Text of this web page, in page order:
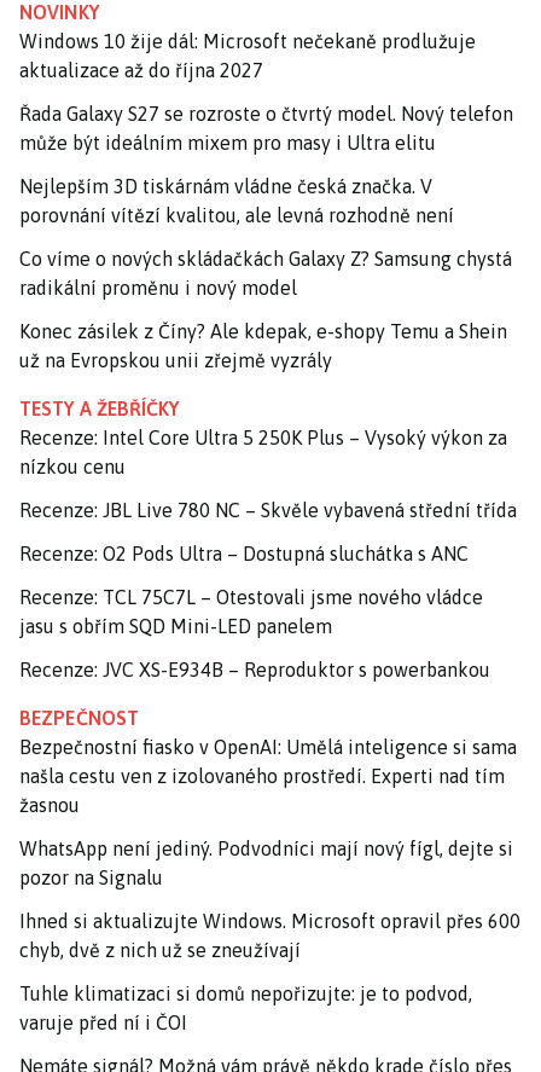
NOVINKY
Windows 10 žije dál: Microsoft nečekaně prodlužuje
aktualizace až do října 2027
Řada Galaxy S27 se rozroste o čtvrtý model. Nový telefon
může být ideálním mixem pro masy i Ultra elitu
Nejlepším 3D tiskárnám vládne česká značka. V
porovnání vítězí kvalitou, ale levná rozhodně není
Co víme o nových skládačkách Galaxy Z? Samsung chystá
radikální proměnu i nový model
Konec zásilek z Číny? Ale kdepak, e-shopy Temu a Shein
už na Evropskou unii zřejmě vyzrály
TESTY A ŽEBŘÍČKY
Recenze: Intel Core Ultra 5 250K Plus – Vysoký výkon za
nízkou cenu
Recenze: JBL Live 780 NC – Skvěle vybavená střední třída
Recenze: O2 Pods Ultra – Dostupná sluchátka s ANC
Recenze: TCL 75C7L – Otestovali jsme nového vládce
jasu s obřím SQD Mini-LED panelem
Recenze: JVC XS-E934B – Reproduktor s powerbankou
BEZPEČNOST
Bezpečnostní fiasko v OpenAI: Umělá inteligence si sama
našla cestu ven z izolovaného prostředí. Experti nad tím
žasnou
WhatsApp není jediný. Podvodníci mají nový fígl, dejte si
pozor na Signalu
Ihned si aktualizujte Windows. Microsoft opravil přes 600
chyb, dvě z nich už se zneužívají
Tuhle klimatizaci si domů nepořizujte: je to podvod,
varuje před ní i ČOI
Nemáte signál? Možná vám právě někdo krade číslo přes